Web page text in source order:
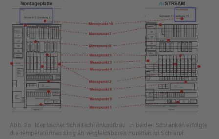
Abb. 3a: Identischer Schaltschrankaufbau: In beiden Schränken erfolgte
die Temperaturmessung an vergleichbaren Punkten im Schrank.